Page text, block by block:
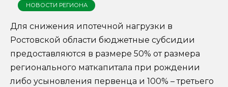
НОВОСТИ РЕГИОНА
Для снижения ипотечной нагрузки в
Ростовской области бюджетные субсидии
предоставляются в размере 50% от размера
регионального маткапитала при рождении
либо усыновления первенца и 100% – третьего